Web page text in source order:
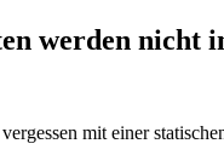
werden nicht
mit einer